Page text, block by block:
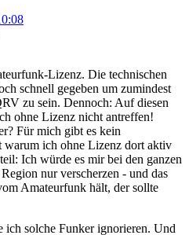
Lizenz. Die technischen
schnell gegeben um zumindest
zu sein. Dennoch: Auf diesen
ohne Lizenz nicht antreffen!
Für mich gibt es kein
warum ich ohne Lizenz dort aktiv
Ich würde es mir bei den ganzen
nur verscherzen - und das
Amateurfunk hält, der sollte
solche Funker ignorieren. Und